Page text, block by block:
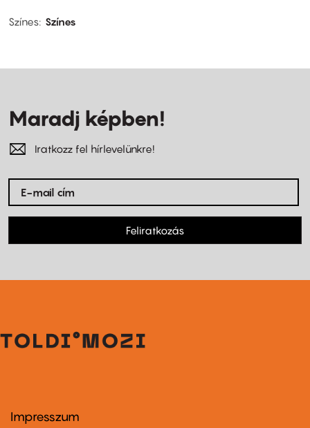
Színes Színes
Maradj képben!
Iratkozz fel hírlevelünkre!
Feliratkozás
Footer
Impresszum